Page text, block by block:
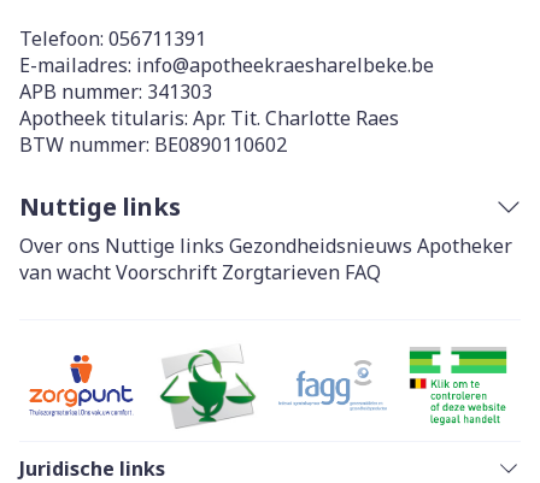
Telefoon: 056711391
E-mailadres: info@apotheekraesharelbeke.be
APB nummer: 341303
Apotheek titularis: Apr. Tit. Charlotte Raes
BTW nummer: BE0890110602
Nuttige links
Over ons Nuttige links Gezondheidsnieuws Apotheker
van wachtVoorschrift Zorgtarieven FAQ
Juridische links